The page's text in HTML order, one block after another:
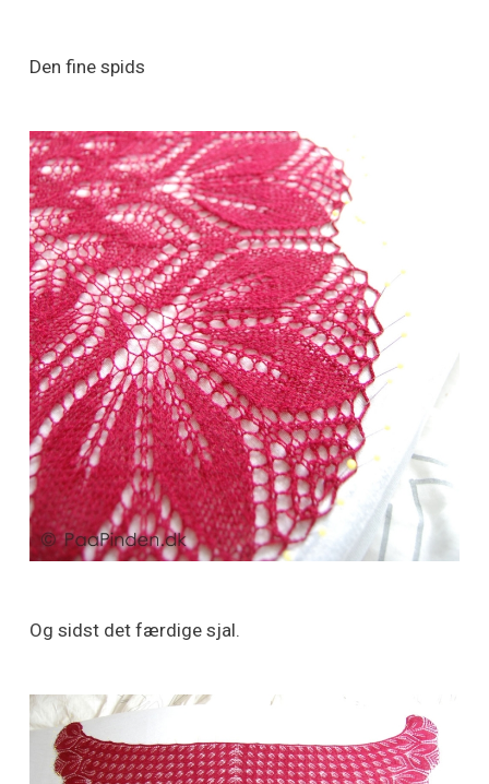
Den fine spids
Og sidst det færdige sjal.